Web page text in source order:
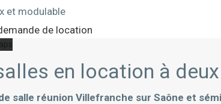
et modulable
de location
en location à
salle réunion Villefranche sur Saône et